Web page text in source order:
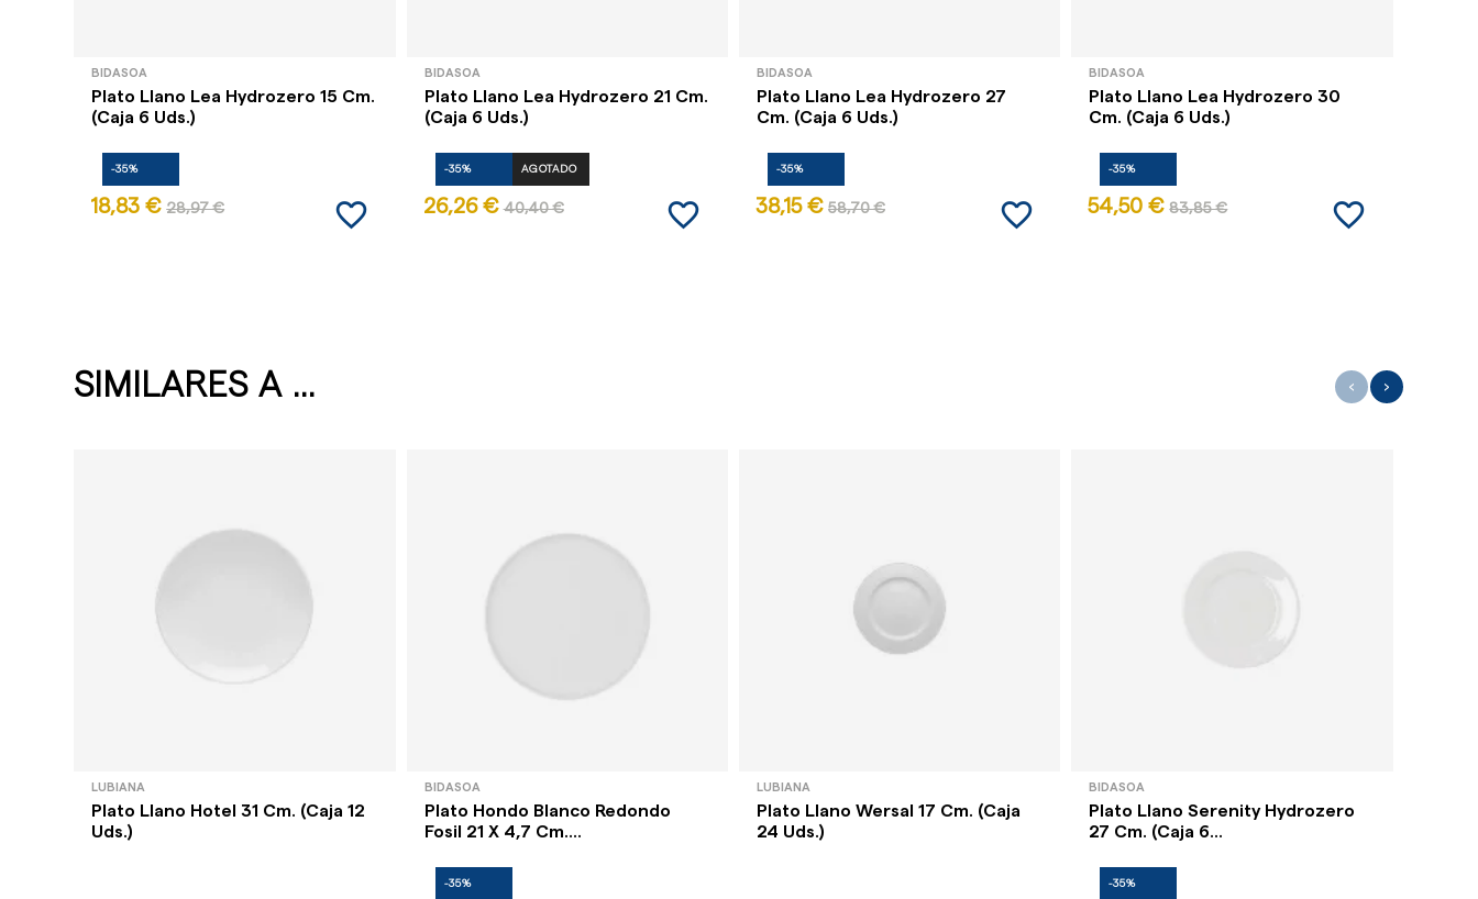
BIDASOA
Plato Llano Lea Hydrozero 15 Cm.
(Caja 6 Uds.)
-35%
18,83 € 28,97 € favorite_border
BIDASOA
Plato Llano Lea Hydrozero 21 Cm.
(Caja 6 Uds.)
-35% AGOTADO
26,26 € 40,40 € favorite_border
BIDASOA
Plato Llano Lea Hydrozero 27
Cm. (Caja 6 Uds.)
-35%
38,15 € 58,70 € favorite_border
BIDASOA
Plato Llano Lea Hydrozero 30
Cm. (Caja 6 Uds.)
-35%
54,50 € 83,85 € favorite_border
SIMILARES A ...
LUBIANA
Plato Llano Hotel 31 Cm. (Caja 12
Uds.)
BIDASOA
Plato Hondo Blanco Redondo
Fosil 21 X 4,7 Cm....
-35%
LUBIANA
Plato Llano Wersal 17 Cm. (Caja
24 Uds.)
BIDASOA
Plato Llano Serenity Hydrozero
27 Cm. (Caja 6...
-35%
‹ ›